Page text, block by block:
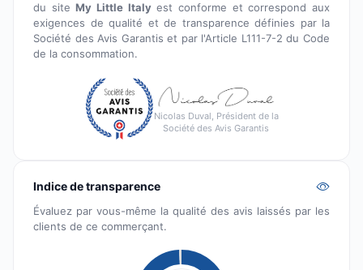
du siteMy Little Italyest conforme et correspond aux
exigences de qualité et de transparence définies par la
Société des Avis Garantis et par l'Article L111-7-2 du Code
de la consommation.
Nicolas Duval, Président de la
Société des Avis Garantis
Indice de transparence
Évaluez par vous-même la qualité des avis laissés par les
clients de ce commerçant.